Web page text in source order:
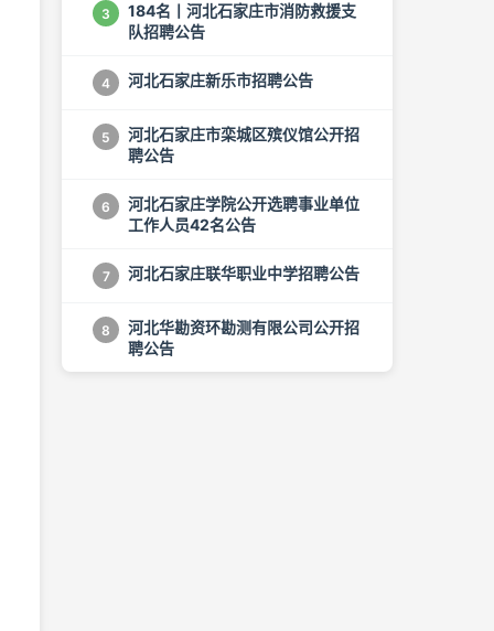
3
184名丨河北石家庄市消防救援支
队招聘公告
4 河北石家庄新乐市招聘公告
5
河北石家庄市栾城区殡仪馆公开招
聘公告
6
河北石家庄学院公开选聘事业单位
工作人员42名公告
7 河北石家庄联华职业中学招聘公告
8
河北华勘资环勘测有限公司公开招
聘公告